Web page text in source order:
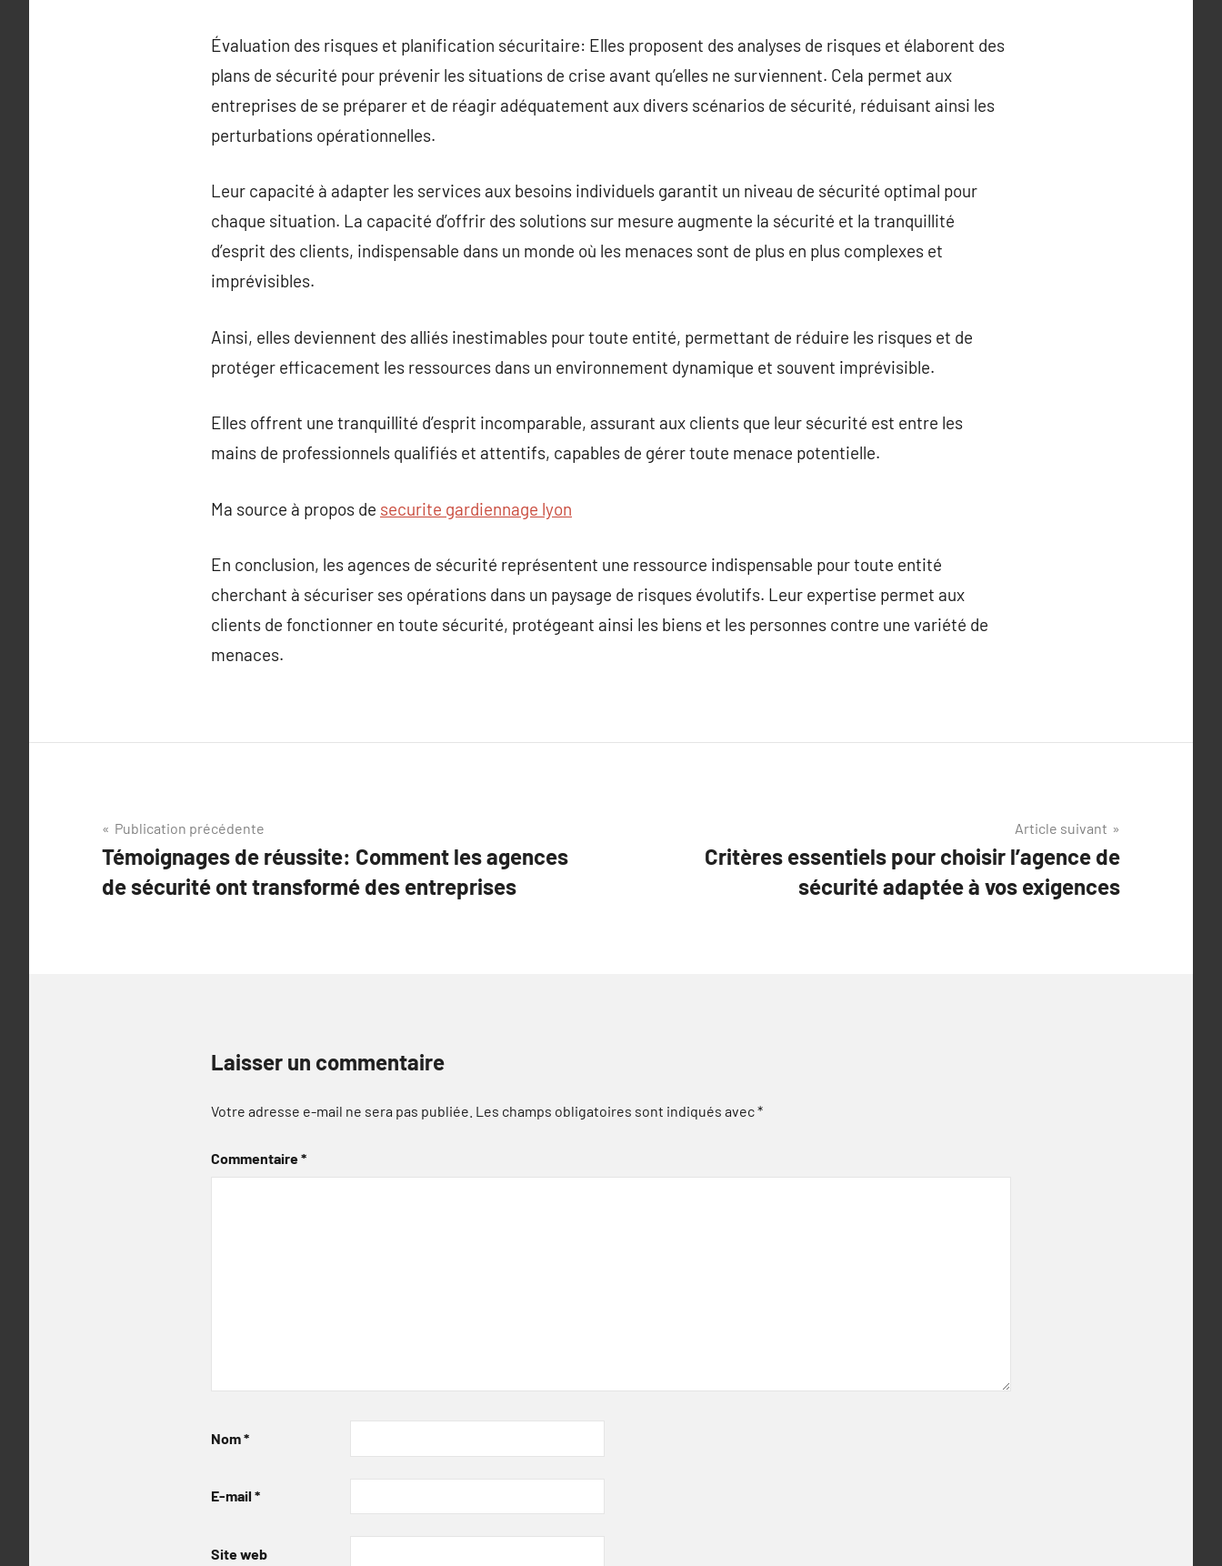
Évaluation des risques et planification sécuritaire: Elles proposent des analyses de risques et élaborent des
plans de sécurité pour prévenir les situations de crise avant qu’elles ne surviennent. Cela permet aux
entreprises de se préparer et de réagir adéquatement aux divers scénarios de sécurité, réduisant ainsi les
perturbations opérationnelles.
Leur capacité à adapter les services aux besoins individuels garantit un niveau de sécurité optimal pour
chaque situation. La capacité d’offrir des solutions sur mesure augmente la sécurité et la tranquillité
d’esprit des clients, indispensable dans un monde où les menaces sont de plus en plus complexes et
imprévisibles.
Ainsi, elles deviennent des alliés inestimables pour toute entité, permettant de réduire les risques et de
protéger efficacement les ressources dans un environnement dynamique et souvent imprévisible.
Elles offrent une tranquillité d’esprit incomparable, assurant aux clients que leur sécurité est entre les
mains de professionnels qualifiés et attentifs, capables de gérer toute menace potentielle.
Ma source à propos de securite gardiennage lyon
En conclusion, les agences de sécurité représentent une ressource indispensable pour toute entité
cherchant à sécuriser ses opérations dans un paysage de risques évolutifs. Leur expertise permet aux
clients de fonctionner en toute sécurité, protégeant ainsi les biens et les personnes contre une variété de
menaces.
Navigation
de
l’article
Publication précédente
Témoignages de réussite: Comment les agences
de sécurité ont transformé des entreprises
Article suivant
Critères essentiels pour choisir l’agence de
sécurité adaptée à vos exigences
Laisser un commentaire
Votre adresse e-mail ne sera pas publiée. Les champs obligatoires sont indiqués avec*
Commentaire*
Nom*
E-mail *
Site web